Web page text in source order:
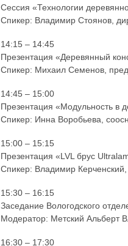
Сессия «Технологии
Спикер: Владимир Стоянов,
14:15 – 14:45
Презентация «Деревянный
Спикер: Михаил Семенов,
14:45 – 15:00
Презентация «Модульность в
Спикер: Инна Воробьева,
15:00 – 15:15
Презентация «LVL брус
Спикер: Владимир
15:30 – 16:15
Заседание Вологодского
Модератор: Метский Альберт
16:30 – 17:30